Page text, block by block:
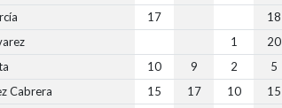
17 18
1 20
10 9 2 5
Cabrera 15 17 10 15